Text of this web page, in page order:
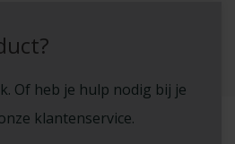
Of heb je hulp nodig bij je
klantenservice.